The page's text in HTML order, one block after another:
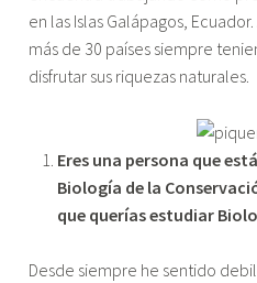
Sergio
García"
en las Islas Galápagos,
más de 30 países siempre
disfrutar sus riquezas naturales.
Eres una persona que
Biología de la
que querías estudiar
Desde siempre he sentido